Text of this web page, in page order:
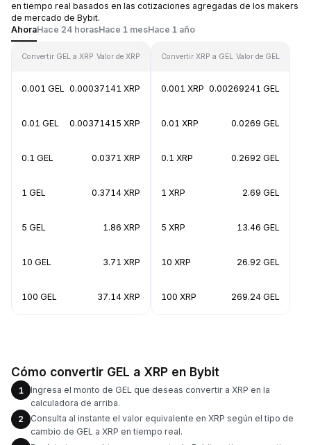
en tiempo real basados en las cotizaciones agregadas de los makers
de mercado de Bybit.
AhoraHace 24 horasHace 1 mesHace 1 año
Convertir GEL a XRP Valor de XRP
0.001 GEL 0.00037141 XRP
0.01 GEL 0.00371415 XRP
0.1 GEL 0.0371 XRP
1 GEL 0.3714 XRP
5 GEL 1.86 XRP
10 GEL 3.71 XRP
100 GEL 37.14 XRP
Convertir XRP a GEL Valor de GEL
0.001 XRP 0.00269241 GEL
0.01 XRP 0.0269 GEL
0.1 XRP 0.2692 GEL
1 XRP 2.69 GEL
5 XRP 13.46 GEL
10 XRP 26.92 GEL
100 XRP 269.24 GEL
Cómo convertir GEL a XRP en Bybit
1
Ingresa el monto de GEL que deseas convertir a XRP en la
calculadora de arriba.
2
Consulta al instante el valor equivalente en XRP según el tipo de
cambio de GEL a XRP en tiempo real.